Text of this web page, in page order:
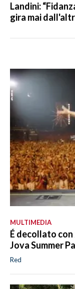
Landini:
gira mai
MULTIMEDIA
É decollato
Jova Summer
Red